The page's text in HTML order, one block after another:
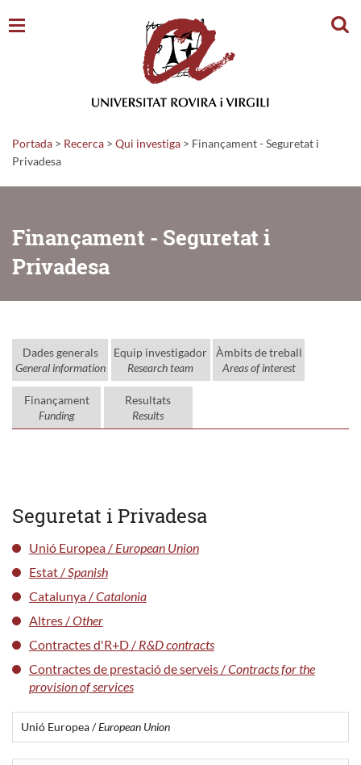
Portada > Recerca > Qui investiga > Finançament - Seguretat i
Privadesa
Finançament - Seguretat i
Privadesa
Dades generals
General information
Equip investigador
Research team
Àmbits de treball
Areas of interest
Finançament
Funding
Resultats
Results
Seguretat i Privadesa
Unió Europea / European Union
Estat / Spanish
Catalunya /Catalonia
Altres /Other
Contractes d'R+D / R&D contracts
Contractes de prestació de serveis /Contracts for the
provision of services
Unió Europea /European Union